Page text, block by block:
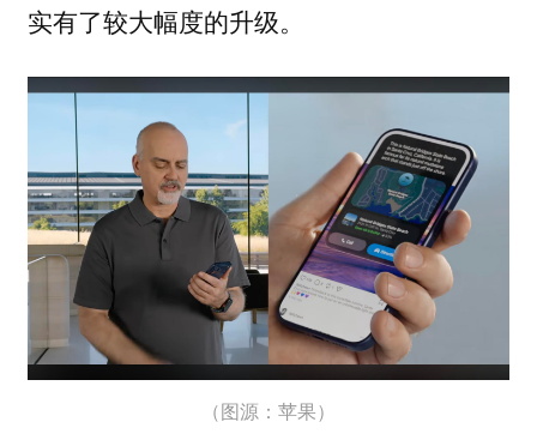
实有了较大幅度的升级。
（图源：苹果）